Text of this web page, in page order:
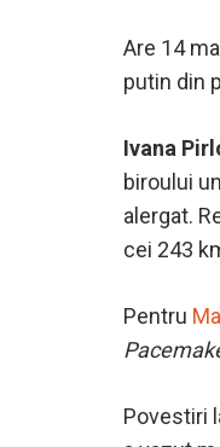
Are 14
putin din
Ivana
biroului
alergat.
cei 243
Pentru
Povestiri